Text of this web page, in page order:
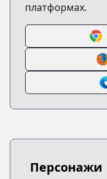
платформах.
Персонажи